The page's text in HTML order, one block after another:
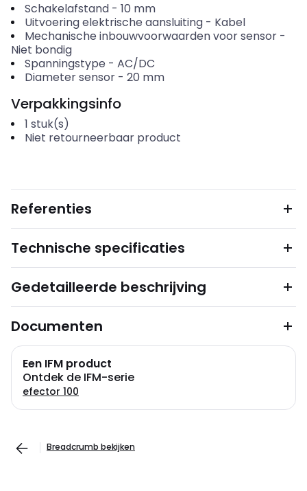
Schakelafstand- 10 mm
Uitvoering elektrische aansluiting- Kabel
Mechanische inbouwvoorwaarden voor sensor-
Niet bondig
Spanningstype - AC/DC
Diameter sensor- 20 mm
Verpakkingsinfo
1 stuk(s)
Niet retourneerbaar product
Referenties
Technische specificaties
Gedetailleerde beschrijving
Documenten
Een IFM product
Ontdek de IFM-serie
efector 100
Breadcrumb bekijken